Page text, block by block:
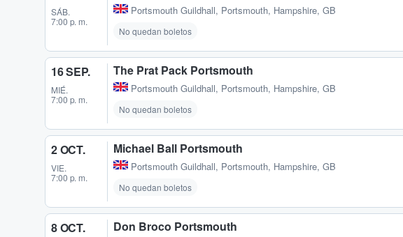
SÁB.
7:00 p. m.
Portsmouth Guildhall, Portsmouth, Hampshire, GB
No quedan boletos
16 SEP.
MIÉ.
7:00 p. m.
The Prat Pack Portsmouth
Portsmouth Guildhall, Portsmouth, Hampshire, GB
No quedan boletos
2 OCT.
VIE.
7:00 p. m.
Michael Ball Portsmouth
Portsmouth Guildhall, Portsmouth, Hampshire, GB
No quedan boletos
8 OCT. Don Broco Portsmouth